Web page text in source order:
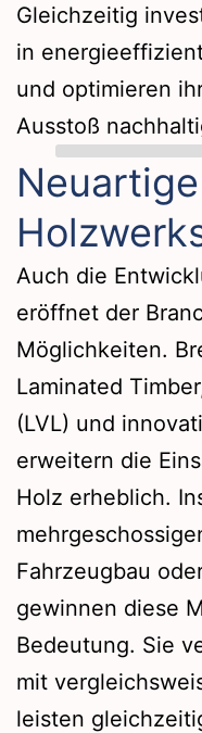
Gleichzeitig
in
und optimieren
Ausstoß
Neuartige
Auch die
eröffnet der
Möglichkeiten.
Laminated
(LVL) und
erweitern die
Holz erheblich.
Fahrzeugbau
gewinnen diese
Bedeutung. Sie
mit
leisten